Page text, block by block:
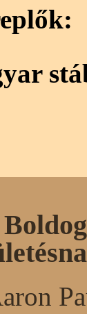
Boldog